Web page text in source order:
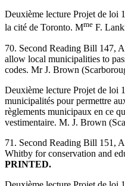
Deuxième lecture Projet de loi
la cité de Toronto. Mme F.
70. Second Reading Bill 147,
allow local municipalities to
codes. Mr J. Brown
Deuxième lecture Projet de loi
municipalités pour permettre
règlements municipaux en ce
vestimentaire. M. J. Brown
71. Second Reading Bill 151,
Whitby for conservation and
PRINTED.